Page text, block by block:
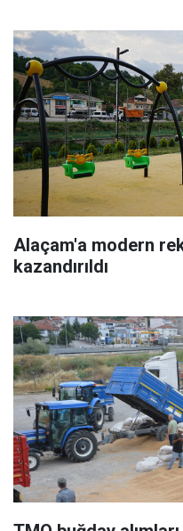
Alaçam'a modern
kazandırıldı